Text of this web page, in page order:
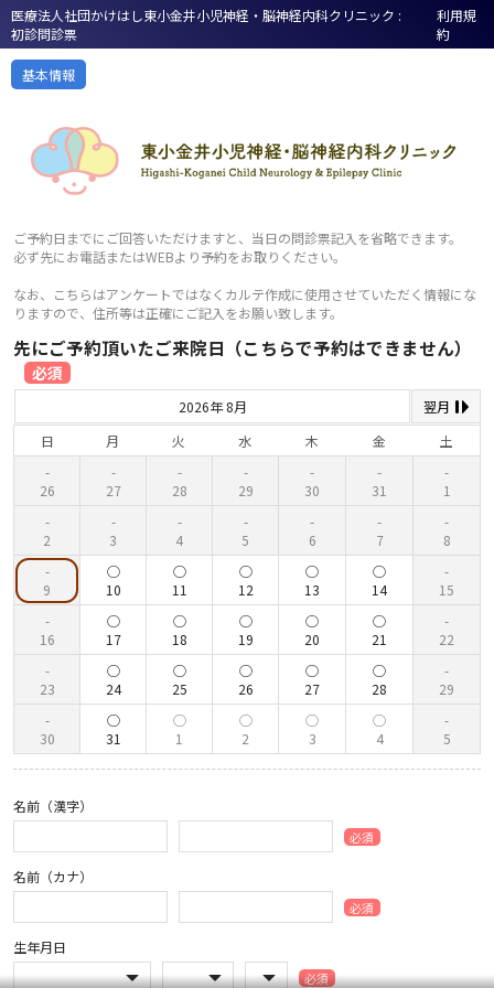
医療法人社団かけはし東小金井小児神経・脳神経内科クリニック :
初診問診票
利用規
約
基本情報
ご予約日までにご回答いただけますと、当日の問診票記入を省略できます。
必ず先にお電話またはWEBより予約をお取りください。
なお、こちらはアンケートではなくカルテ作成に使用させていただく情報にな
りますので、住所等は正確にご記入をお願い致します。
先にご予約頂いたご来院日（こちらで予約はできません）
必須
2026年 8月
翌月
日
月 火 水 木 金 土
26 27 28 29 30 31 1
2 3 4 5 6 7 8
9 10 11 12 13 14 15
16 17 18 19 20 21 22
23 24 25 26 27 28 29
30 31 1 2 3 4 5
名前（漢字）
必須
名前（カナ）
必須
生年月日
必須